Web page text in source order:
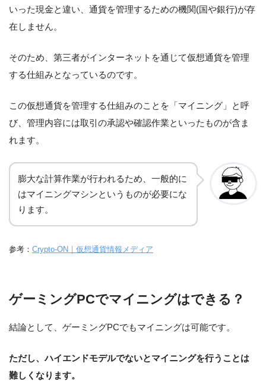
いった現金と違い、通貨を管理するための機関(国や銀行)が存
在しません。
そのため、第三者がインターネットを通じて仮想通貨を管理
する仕組みとなっているのです。
この仮想通貨を管理する仕組みのことを「マイニング」と呼
び、管理内容には取引の承認や確認作業といったものが含ま
れます。
膨大な計算作業が行われるため、一般的に
はマイニングマシンというものが必要にな
ります。
参考： Crypto-ON｜仮想通貨情報メディア
ゲーミングPCでマイニングはできる？
結論として、ゲーミングPCでもマイニングは可能です。
ただし、ハイエンドモデルでないとマイニングを行うことは
難しくなります。